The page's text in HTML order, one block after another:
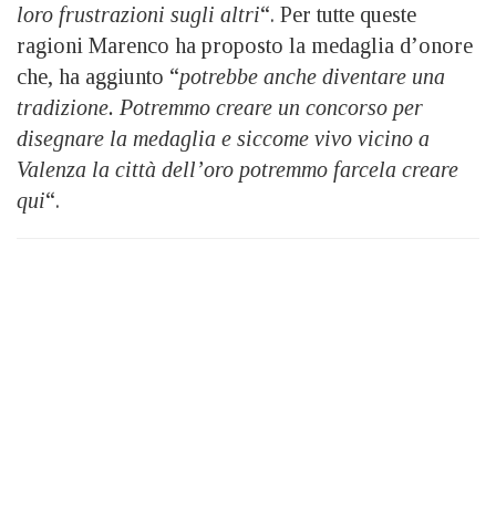
loro frustrazioni sugli altri“. Per tutte queste
ragioni Marenco ha proposto la medaglia d’onore
che, ha aggiunto “potrebbe anche diventare una
tradizione. Potremmo creare un concorso per
disegnare la medaglia e siccome vivo vicino a
Valenza la città dell’oro potremmo farcela creare
qui“.